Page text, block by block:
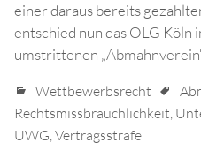
einer daraus bereits
entschied nun das OLG Köln
umstrittenen
Wettbewerbsrecht
Rechtsmissbräuchlichkeit,
UWG,Vertragsstrafe